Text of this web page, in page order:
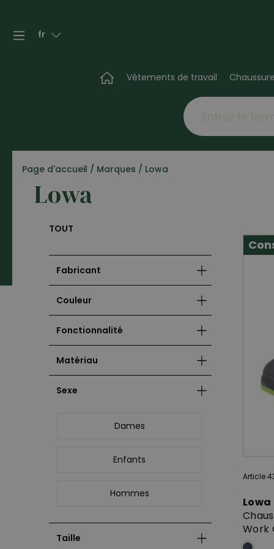
fr
Vêtements de travail
Page d'accueil / Marques / Lowa
Lowa
TOUT
Fabricant
Couleur
Fonctionnalité
Matériau
Sexe
Dames
Enfants
Hommes
Taille
Article
Lowa
Work